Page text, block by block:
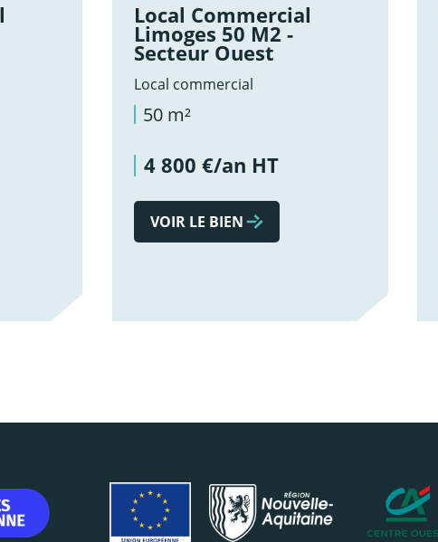
Local Commercial
Limoges 50 M2 -
Secteur Ouest
Local commercial
50 m²
4 800 €/an HT
VOIR LE BIEN